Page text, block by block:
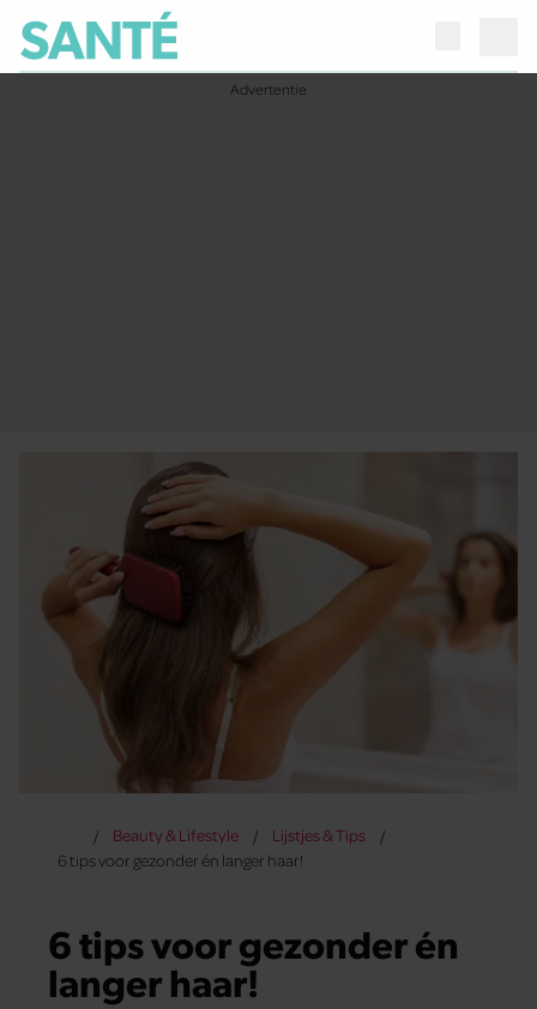
Beauty & Lifestyle
Lijstjes & Tips
6 tips voor gezonder én langer haar!
6 tips voor gezonder én
langer haar!